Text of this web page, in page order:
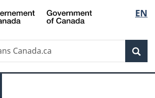
Passer
au
principal
Passer
à
Au
du
Passer
à
version
simplifiée
de
la
EN